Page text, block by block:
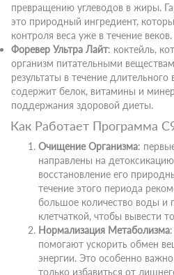
превращению углеводов в жиры.
это природный ингредиент,
контроля веса уже в течение веков.
Форевер Ультра Лайт: коктейль,
организм питательными
результаты в течение
содержит белок, витамины и
поддержания здоровой диеты.
Как Работает Программа
Очищение Организма:
направлены на
восстановление его
течение этого периода
большое количество воды и
клетчаткой, чтобы вывести
Нормализация Метаболизма
помогают ускорить обмен
энергии. Это особенно
только избавиться от